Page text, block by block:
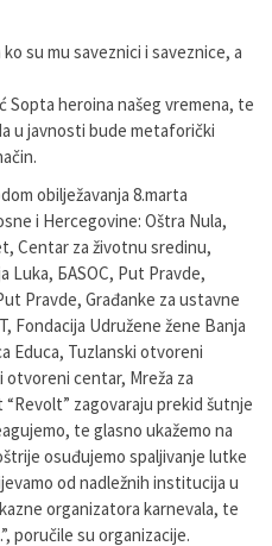
su mu saveznici i saveznice, a
Sopta heroina našeg vremena, te
u javnosti bude metaforički
obilježavanja 8.marta
i Hercegovine: Oštra Nula,
Centar za životnu sredinu,
Luka, БASOC, Put Pravde,
Pravde, Građanke za ustavne
Fondacija Udružene žene Banja
Educa, Tuzlanski otvoreni
centar, Mreža za
zagovaraju prekid šutnje
te glasno ukažemo na
osuđujemo spaljivanje lutke
od nadležnih institucija u
organizatora karnevala, te
poručile su organizacije.